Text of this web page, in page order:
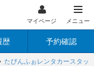
マイページ メニュー
歴 予約確認
たびんふぉレンタカースタッ